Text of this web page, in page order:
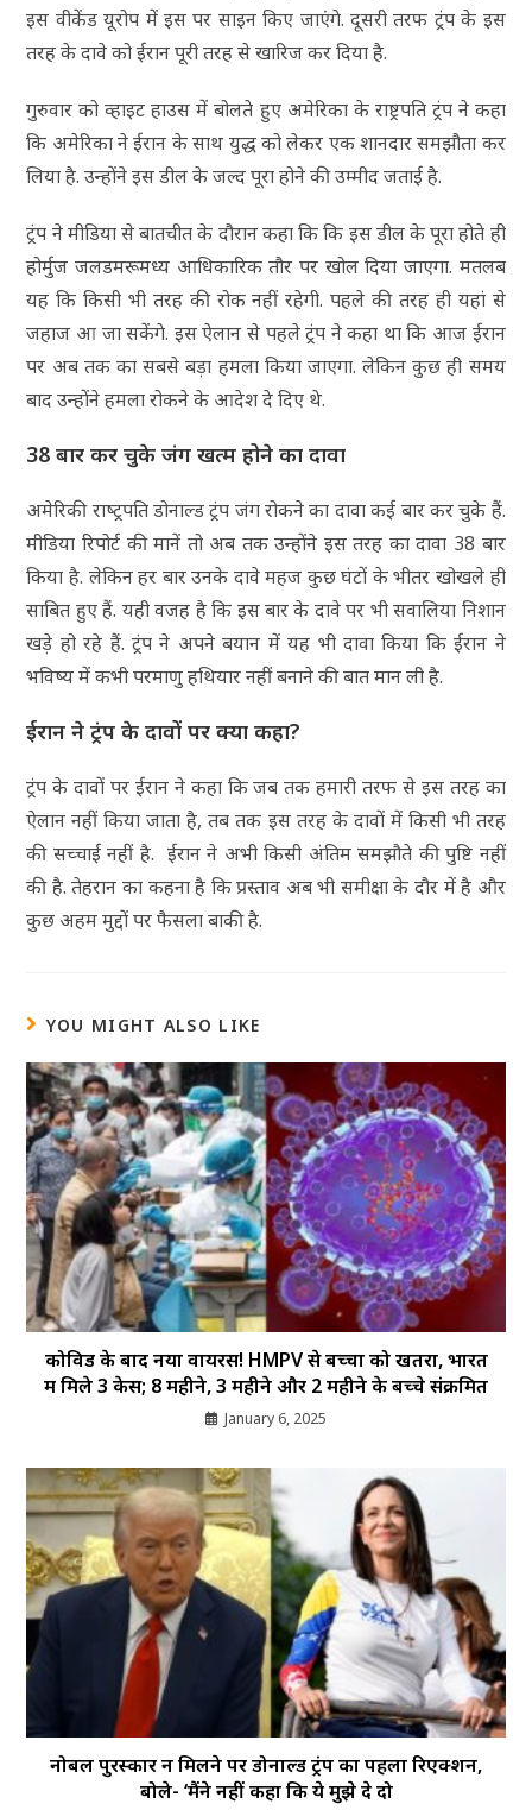
इस वीकेंड यूरोप में इस पर साइन किए जाएंगे. दूसरी तरफ ट्रंप के इस
तरह के दावे को ईरान पूरी तरह से खारिज कर द‍िया है.
गुरुवार को व्हाइट हाउस में बोलते हुए अमेरिका के राष्ट्रपति ट्रंप ने कहा
कि अमेरिका ने ईरान के साथ युद्ध को लेकर एक शानदार समझौता कर
लिया है. उन्‍होंने इस डील के जल्द पूरा होने की उम्मीद जताई है.
ट्रंप ने मीडिया से बातचीत के दौरान कहा कि कि इस डील के पूरा होते ही
होर्मुज जलडमरूमध्य आधिकारिक तौर पर खोल दिया जाएगा. मतलब
यह कि किसी भी तरह की रोक नहीं रहेगी. पहले की तरह ही यहां से
जहाज आ जा सकेंगे. इस ऐलान से पहले ट्रंप ने कहा था कि आज ईरान
पर अब तक का सबसे बड़ा हमला किया जाएगा. लेकिन कुछ ही समय
बाद उन्‍होंने हमला रोकने के आदेश दे द‍िए थे.
38 बार कर चुके जंग खत्म होने का दावा
अमेरिकी राष्‍ट्रपति डोनाल्‍ड ट्रंप जंग रोकने का दावा कई बार कर चुके हैं.
मीडिया रिपोर्ट की मानें तो अब तक उन्‍होंने इस तरह का दावा 38 बार
किया है. लेकिन हर बार उनके दावे महज कुछ घंटों के भीतर खोखले ही
साबित हुए हैं. यही वजह है कि इस बार के दावे पर भी सवालिया निशान
खड़े हो रहे हैं. ट्रंप ने अपने बयान में यह भी दावा किया कि ईरान ने
भविष्य में कभी परमाणु हथियार नहीं बनाने की बात मान ली है.
ईरान ने ट्रंप के दावों पर क्या कहा?
ट्रंप के दावों पर ईरान ने कहा कि जब तक हमारी तरफ से इस तरह का
ऐलान नहीं किया जाता है, तब तक इस तरह के दावों में किसी भी तरह
की सच्चाई नहीं है. ईरान ने अभी किसी अंतिम समझौते की पुष्टि नहीं
की है. तेहरान का कहना है कि प्रस्ताव अब भी समीक्षा के दौर में है और
कुछ अहम मुद्दों पर फैसला बाकी है.
YOU MIGHT ALSO LIKE
कोविड के बाद नया वायरस! HMPV से बच्चों को खतरा, भारत
में मिले 3 केस; 8 महीने, 3 महीने और 2 महीने के बच्चे संक्रमित
January 6, 2025
नोबल पुरस्कार न मिलने पर डोनाल्ड ट्रंप का पहला रिएक्शन,
बोले- ‘मैंने नहीं कहा कि ये मुझे दे दो